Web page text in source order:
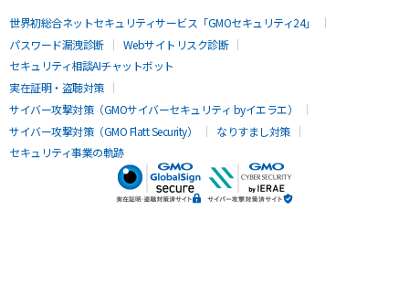
世界初総合ネットセキュリティサービス「GMOセキュリティ24」
パスワード漏洩診断
Webサイトリスク診断
セキュリティ相談AIチャットボット
実在証明・盗聴対策
サイバー攻撃対策（GMOサイバーセキュリティ byイエラエ）
サイバー攻撃対策（GMO Flatt Security）
なりすまし対策
セキュリティ事業の軌跡